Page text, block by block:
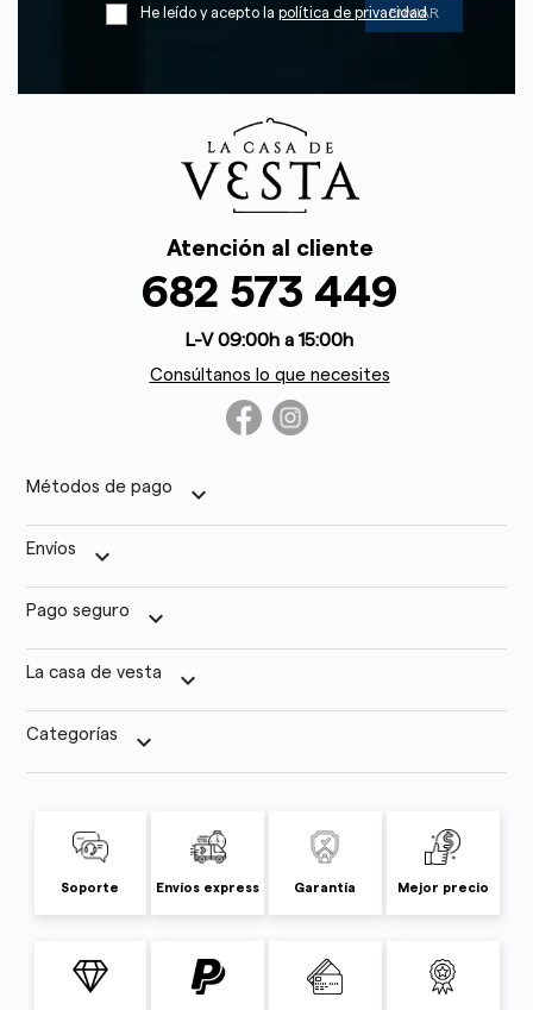
He leído y acepto la política de privacidad
Atención al cliente
682 573 449
L-V 09:00h a 15:00h
Consúltanos lo que necesites
Métodos de pago keyboard_arrow_down
Envíos keyboard_arrow_down
Pago seguro keyboard_arrow_down
La casa de vesta keyboard_arrow_down
Categorías keyboard_arrow_down
Soporte Envíos express Garantía Mejor precio